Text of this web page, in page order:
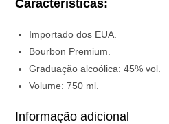
Características:
Importado dos EUA.
Bourbon Premium.
Graduação alcoólica: 45% vol.
Volume: 750 ml.
Informação adicional